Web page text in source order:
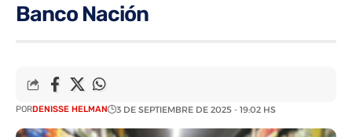
Banco Nación
PORDENISSE HELMAN 3 DE SEPTIEMBRE DE 2025 - 19:02 HS